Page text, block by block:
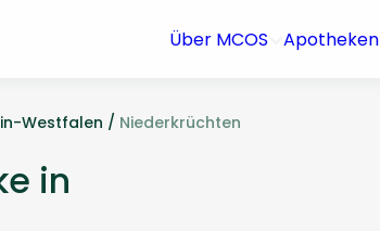
Über MCOS Apotheken
Westfalen / Niederkrüchten
in